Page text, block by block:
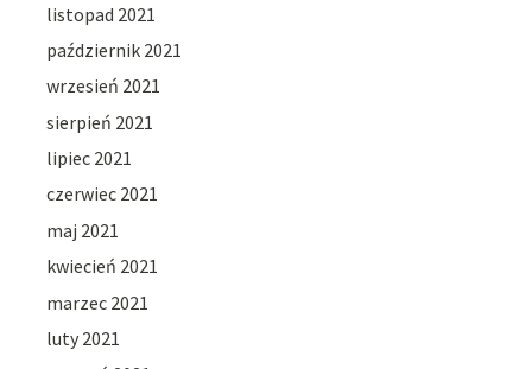
listopad 2021
październik 2021
wrzesień 2021
sierpień 2021
lipiec 2021
czerwiec 2021
maj 2021
kwiecień 2021
marzec 2021
luty 2021